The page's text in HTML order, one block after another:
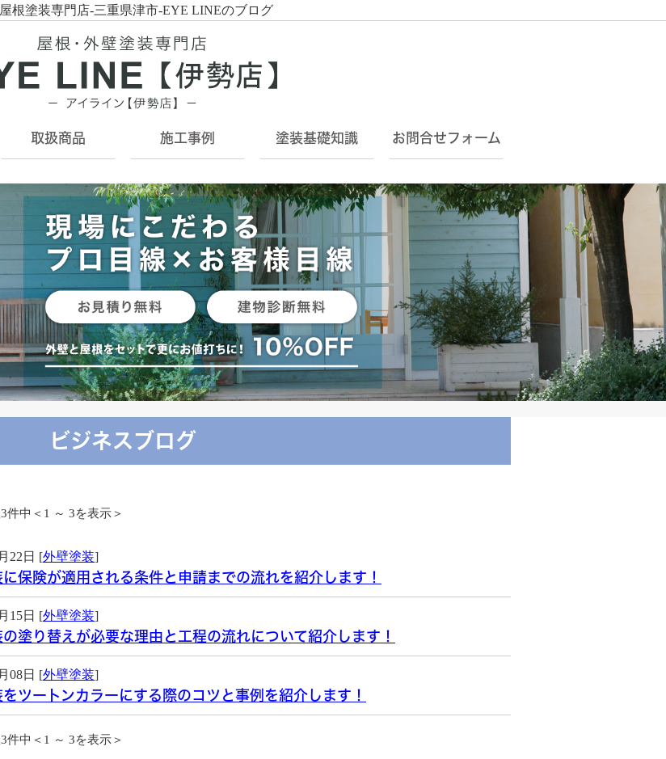
根塗装専門店-三重県津市-EYE LINEのブログ
取扱商品 施工事例 塗装基礎知識 お問合せフォーム
ビジネスブログ
件中＜1 ～ 3を表示＞
22日 [外壁塗装]
保険が適用される条件と申請までの流れを紹介します！
15日 [外壁塗装]
塗り替えが必要な理由と工程の流れについて紹介します！
08日 [外壁塗装]
ツートンカラーにする際のコツと事例を紹介します！
件中＜1 ～ 3を表示＞